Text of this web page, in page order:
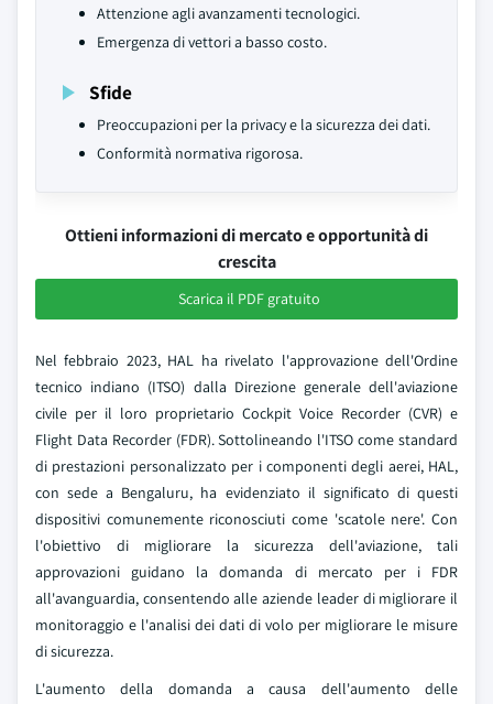
Attenzione agli avanzamenti tecnologici.
Emergenza di vettori a basso costo.
Sfide
Preoccupazioni per la privacy e la sicurezza dei dati.
Conformità normativa rigorosa.
Ottieni informazioni di mercato e opportunità di
crescita
Scarica il PDF gratuito
Nel febbraio 2023, HAL ha rivelato l'approvazione dell'Ordine
tecnico indiano (ITSO) dalla Direzione generale dell'aviazione
civile per il loro proprietario Cockpit Voice Recorder (CVR) e
Flight Data Recorder (FDR). Sottolineando l'ITSO come standard
di prestazioni personalizzato per i componenti degli aerei, HAL,
con sede a Bengaluru, ha evidenziato il significato di questi
dispositivi comunemente riconosciuti come 'scatole nere'. Con
l'obiettivo di migliorare la sicurezza dell'aviazione, tali
approvazioni guidano la domanda di mercato per i FDR
all'avanguardia, consentendo alle aziende leader di migliorare il
monitoraggio e l'analisi dei dati di volo per migliorare le misure
di sicurezza.
L'aumento della domanda a causa dell'aumento delle